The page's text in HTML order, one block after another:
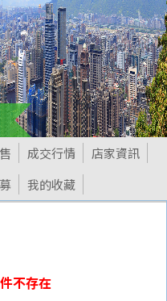
成交行情
店家資訊
我的收藏
不存在